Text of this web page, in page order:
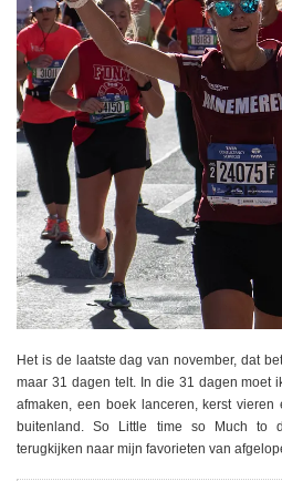
Het is de laatste dag van november, dat
maar 31 dagen telt. In die 31 dagen moet
afmaken, een boek lanceren, kerst
buitenland. So Little time so Much to
terugkijken naar mijn favorieten van